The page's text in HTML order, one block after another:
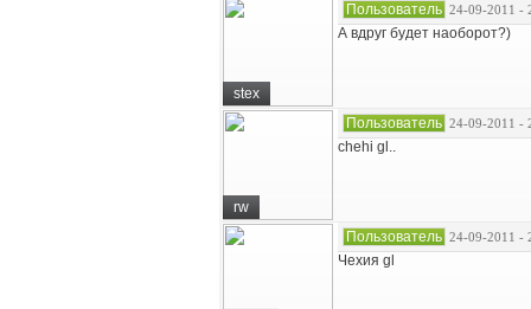
stex
Пользователь 24-09-2011 -
А вдруг будет наоборот?)
rw
Пользователь 24-09-2011 -
chehi gl..
Пользователь 24-09-2011 -
Чехия gl